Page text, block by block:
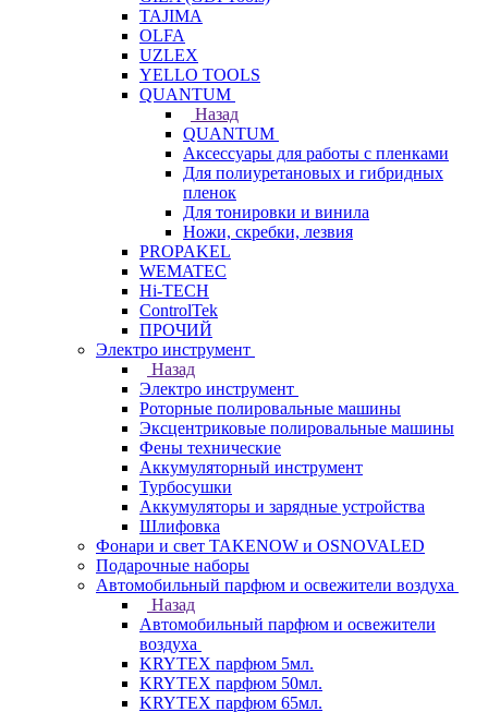
TAJIMA
OLFA
UZLEX
YELLO TOOLS
QUANTUM
Назад
QUANTUM
Аксессуары для работы с пленками
Для полиуретановых и гибридных
пленок
Для тонировки и винила
Ножи, скребки, лезвия
PROPAKEL
WEMATEC
Hi-TECH
ControlTek
ПРОЧИЙ
Электро инструмент
Назад
Электро инструмент
Роторные полировальные машины
Эксцентриковые полировальные машины
Фены технические
Аккумуляторный инструмент
Турбосушки
Аккумуляторы и зарядные устройства
Шлифовка
Фонари и свет TAKENOW и OSNOVALED
Подарочные наборы
Автомобильный парфюм и освежители воздуха
Назад
Автомобильный парфюм и освежители
воздуха
KRYTEX парфюм 5мл.
KRYTEX парфюм 50мл.
KRYTEX парфюм 65мл.